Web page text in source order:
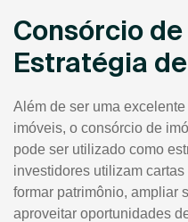
Consórcio
Estratégia
Além de ser uma
imóveis, o consórcio de
pode ser utilizado como
investidores utilizam
formar patrimônio, ampliar
aproveitar oportunidades